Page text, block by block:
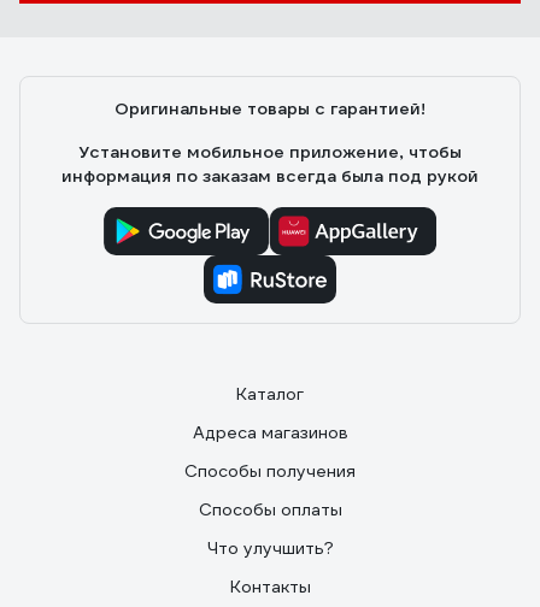
Оригинальные товары с гарантией!
Установите мобильное приложение, чтобы
информация по заказам всегда была под рукой
Каталог
Адреса магазинов
Способы получения
Способы оплаты
Что улучшить?
Контакты